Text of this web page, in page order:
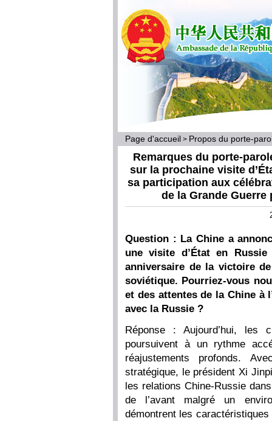
Page d'accueil > Propos du porte-
Remarques du porte-
sur la prochaine visite
sa participation aux
de la Grande
Question : La Chine a
une visite d’État en
anniversaire de la victoire
soviétique. Pourriez-vous
et des attentes de la Chine à
avec la Russie ?
Réponse : Aujourd’hui, les
poursuivent à un rythme
réajustements profonds.
stratégique, le président Xi
les relations Chine-Russie
de l’avant malgré un
démontrent les